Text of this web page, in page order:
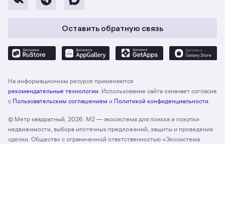
Оставить обратную связь
На информационном ресурсе применяются
рекомендательные технологии . Использование сайта означает согласие
с Пользовательским соглашением и Политикой конфиденциальности
© Метр квадратный, 2026. М2 — экосистема для поиска и покупки
недвижимости, выбора ипотечных предложений, защиты и проведения
сделки. Общество с ограниченной ответственностью «Экосистема